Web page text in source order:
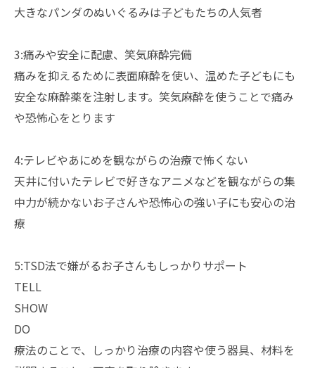
大きなパンダのぬいぐるみは子どもたちの人気者
3:痛みや安全に配慮、笑気麻酔完備
痛みを抑えるために表面麻酔を使い、温めた子どもにも
安全な麻酔薬を注射します。笑気麻酔を使うことで痛み
や恐怖心をとります
4:テレビやあにめを観ながらの治療で怖くない
天井に付いたテレビで好きなアニメなどを観ながらの集
中力が続かないお子さんや恐怖心の強い子にも安心の治
療
5:TSD法で嫌がるお子さんもしっかりサポート
TELL
SHOW
DO
療法のことで、しっかり治療の内容や使う器具、材料を